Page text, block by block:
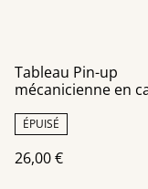
Tableau Pin-up
mécanicienne en
ÉPUISÉ
26,00 €